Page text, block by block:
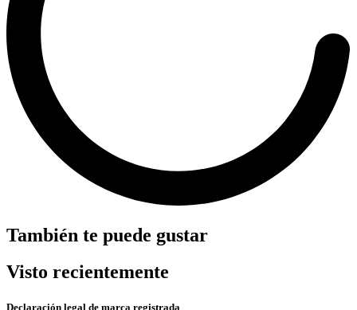
También te puede gustar
Visto recientemente
Declaración legal de marca registrada